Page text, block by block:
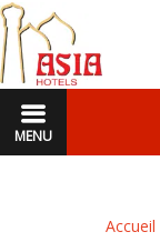
MENU
Accueil